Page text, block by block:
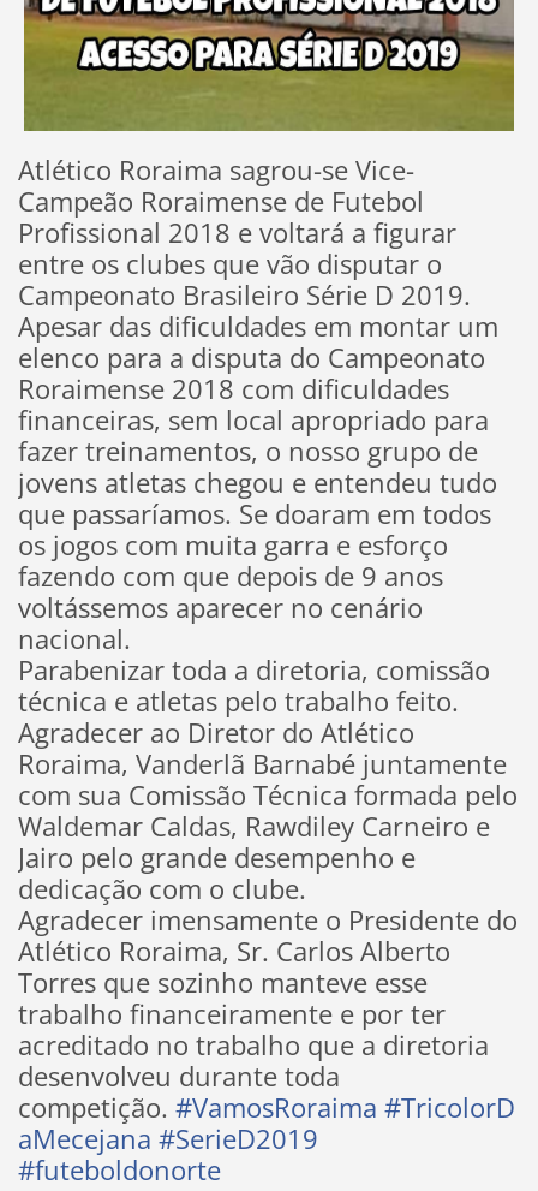
Atlético Roraima sagrou-se Vice-
Campeão Roraimense de Futebol
Profissional 2018 e voltará a figurar
entre os clubes que vão disputar o
Campeonato Brasileiro Série D 2019.
Apesar das dificuldades em montar um
elenco para a disputa do Campeonato
Roraimense 2018 com dificuldades
financeiras, sem local apropriado para
fazer treinamentos, o nosso grupo de
jovens atletas chegou e entendeu tudo
que passaríamos. Se doaram em todos
os jogos com muita garra e esforço
fazendo com que depois de 9 anos
voltássemos aparecer no cenário
nacional.
Parabenizar toda a diretoria, comissão
técnica e atletas pelo trabalho feito.
Agradecer ao Diretor do Atlético
Roraima, Vanderlã Barnabé juntamente
com sua Comissão Técnica formada pelo
Waldemar Caldas, Rawdiley Carneiro e
Jairo pelo grande desempenho e
dedicação com o clube.
Agradecer imensamente o Presidente do
Atlético Roraima, Sr. Carlos Alberto
Torres que sozinho manteve esse
trabalho financeiramente e por ter
acreditado no trabalho que a diretoria
desenvolveu durante toda
competição. #VamosRoraima #TricolorD
aMecejana #SerieD2019
#futeboldonorte